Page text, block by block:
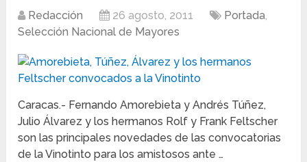
Redacción 26 agosto, 2011 Portada,
Selección Nacional de Mayores
Caracas.- Fernando Amorebieta y Andrés Túñez,
Julio Álvarez y los hermanos Rolf y Frank Feltscher
son las principales novedades de las convocatorias
de la Vinotinto para los amistosos ante …